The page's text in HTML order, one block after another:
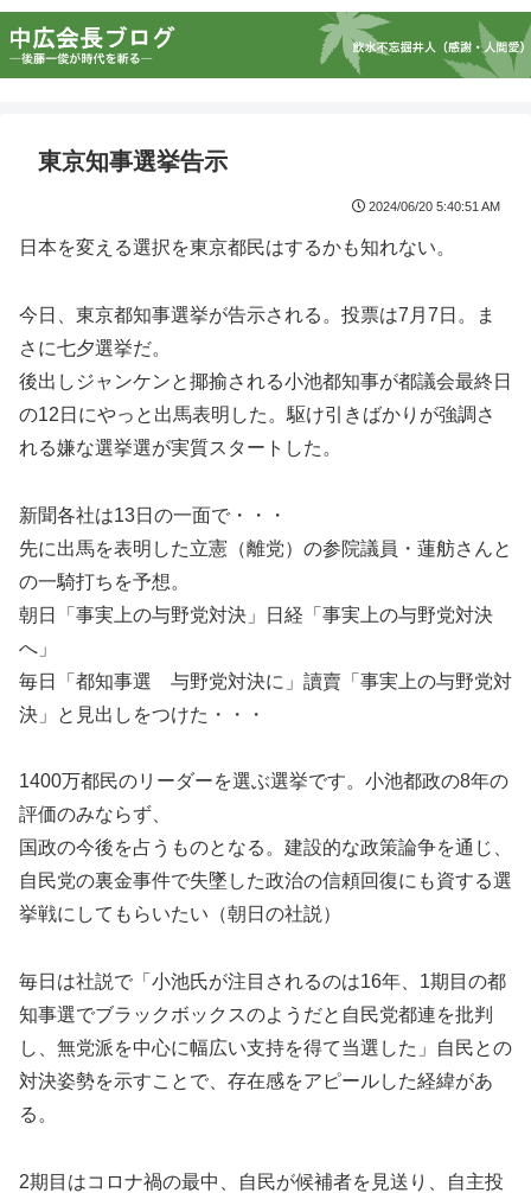
東京知事選挙告示
2024/06/20 5:40:51 AM
日本を変える選択を東京都民はするかも知れない。
今日、東京都知事選挙が告示される。投票は7月7日。ま
さに七夕選挙だ。
後出しジャンケンと揶揄される小池都知事が都議会最終日
の12日にやっと出馬表明した。駆け引きばかりが強調さ
れる嫌な選挙選が実質スタートした。
新聞各社は13日の一面で・・・
先に出馬を表明した立憲（離党）の参院議員・蓮舫さんと
の一騎打ちを予想。
朝日「事実上の与野党対決」日経「事実上の与野党対決
へ」
毎日「都知事選 与野党対決に」讀賣「事実上の与野党対
決」と見出しをつけた・・・
1400万都民のリーダーを選ぶ選挙です。小池都政の8年の
評価のみならず、
国政の今後を占うものとなる。建設的な政策論争を通じ、
自民党の裏金事件で失墜した政治の信頼回復にも資する選
挙戦にしてもらいたい（朝日の社説）
毎日は社説で「小池氏が注目されるのは16年、1期目の都
知事選でブラックボックスのようだと自民党都連を批判
し、無党派を中心に幅広い支持を得て当選した」自民との
対決姿勢を示すことで、存在感をアピールした経緯があ
る。
2期目はコロナ禍の最中、自民が候補者を見送り、自主投